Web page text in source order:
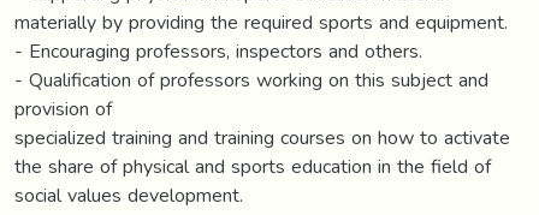
materially by providing the required sports and equipment.
- Encouraging professors, inspectors and others.
- Qualification of professors working on this subject and
provision of
specialized training and training courses on how to activate
the share of physical and sports education in the field of
social values development.